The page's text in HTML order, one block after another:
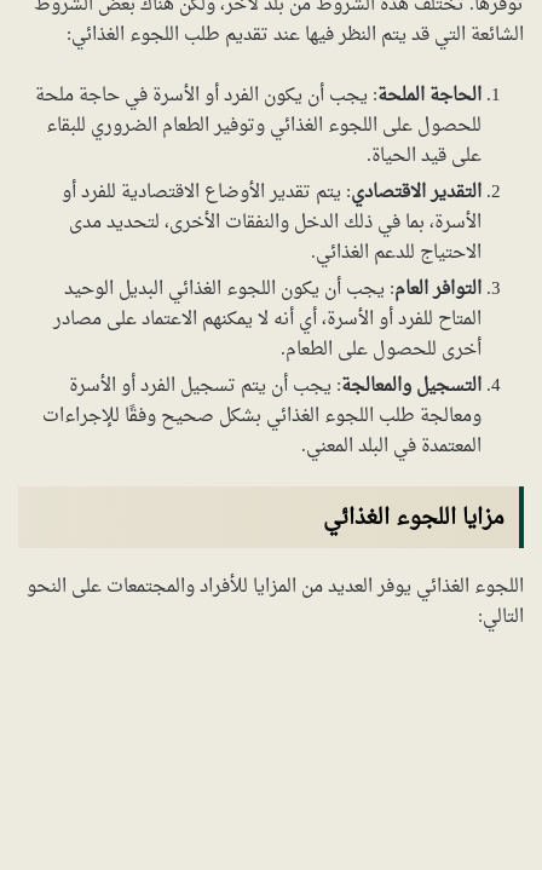
الشائعة التي قد يتم النظر فيها عند تقديم طلب اللجوء الغذائي:
الحاجة الملحة: يجب أن يكون الفرد أو الأسرة في حاجة ملحة
للحصول على اللجوء الغذائي وتوفير الطعام الضروري للبقاء
على قيد الحياة.
التقدير الاقتصادي: يتم تقدير الأوضاع الاقتصادية للفرد أو
الأسرة، بما في ذلك الدخل والنفقات الأخرى، لتحديد مدى
الاحتياج للدعم الغذائي.
التوافر العام: يجب أن يكون اللجوء الغذائي البديل الوحيد
المتاح للفرد أو الأسرة، أي أنه لا يمكنهم الاعتماد على مصادر
أخرى للحصول على الطعام.
التسجيل والمعالجة: يجب أن يتم تسجيل الفرد أو الأسرة
ومعالجة طلب اللجوء الغذائي بشكل صحيح وفقًا للإجراءات
المعتمدة في البلد المعني.
مزايا اللجوء الغذائي
اللجوء الغذائي يوفر العديد من المزايا للأفراد والمجتمعات على النحو
التالي: